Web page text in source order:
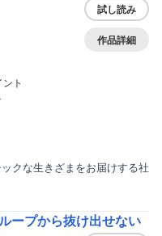
ト
試し読み
作品詳細
クな生きざまをお届けする社
ープから抜け出せない